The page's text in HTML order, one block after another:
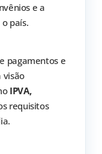
e a
país.
pagamentos e
visão
IPVA,
requisitos